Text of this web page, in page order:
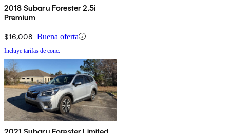
2018 Subaru Forester 2.5i
Premium
$16,008 Buena oferta
Incluye tarifas de conc.